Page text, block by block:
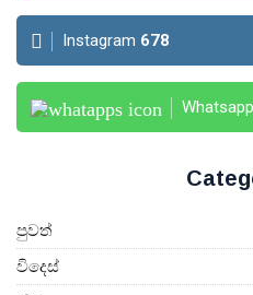
Instagram 678
Whatsapp
පුවත්
විදෙස්